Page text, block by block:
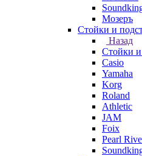
Мозеръ
Стойки и
Назад
Стойки
Casio
Yamaha
Korg
Roland
Athletic
JAM
Foix
Pearl